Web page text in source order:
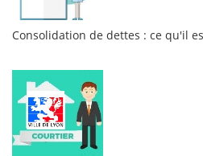
Consolidation de dettes : ce qu'il